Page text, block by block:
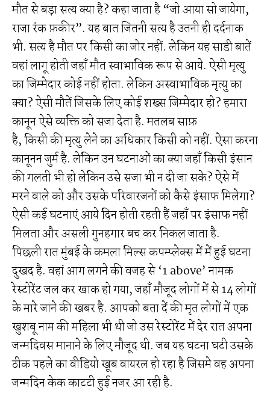
मौत से बड़ा सत्य क्या है? कहा जाता है “जो आया सो जायेगा,
राजा रंक फ़कीर”. यह बात जितनी सत्य है उतनी ही दर्दनाक
भी. सत्य है मौत पर किसी का जोर नहीं. लेकिन यह साडी बातें
वहां लागू होती जहाँ मौत स्वाभाविक रूप से आये. ऐसी मृत्यु
का जिम्मेदार कोई नहीं होता. लेकिन अस्वाभाविक मृत्यु का
क्या? ऐसी मौतें जिसके लिए कोई शख्स जिम्मेदार हो? हमारा
कानून ऐसे व्यक्ति को सजा देता है. मतलब साफ़
है, किसी की मृत्यु लेने का अधिकार किसी को नहीं. ऐसा करना
कानूनन जुर्म है. लेकिन उन घटनाओं का क्या जहाँ किसी इंसान
की गलती भी हो लेकिन उसे सजा भी न दी जा सके? ऐसे में
मरने वाले को और उसके परिवारजनों को कैसे इंसाफ मिलेगा?
ऐसी कई घटनाएं आये दिन होती रहती हैं जहाँ पर इंसाफ नहीं
मिलता और असली गुनहगार बच कर निकल जाता है.
पिछली रात मुंबई के कमला मिल्स कपम्प्लेक्स में में हुई घटना
दुखद है. वहां आग लगने की वजह से ‘1 above’ नामक
रेस्टोरेंट जल कर खाक हो गया, जहाँ मौजूद लोगों में से 14 लोगों
के मारे जाने की खबर है. आपको बता दें की मृत लोगों में एक
खुशबू नाम की महिला भी थी जो उस रेस्टोरेंट में देर रात अपना
जन्मदिवस मानाने के लिए मौजूद थी. जब यह घटना घटी उसके
ठीक पहले का वीडियो खूब वायरल हो रहा है जिसमे वह अपना
जन्मदिन केक काटटी हुई नजर आ रही है.